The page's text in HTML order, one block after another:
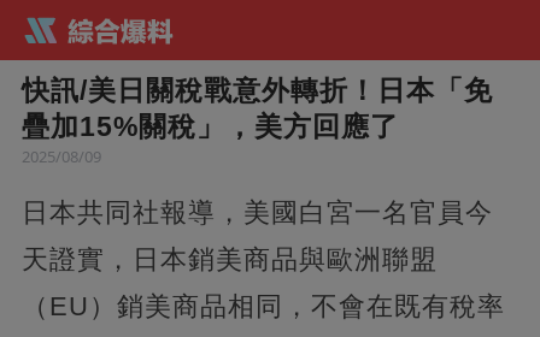
快訊/美日關稅戰意外轉折！日本「免
疊加15%關稅」，美方回應了
2025/08/09
日本共同社報導，美國白宮一名官員今
天證實，日本銷美商品與歐洲聯盟
（EU）銷美商品相同，不會在既有稅率